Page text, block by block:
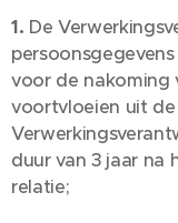
1. De
voor de nakoming
voortvloeien uit
duur van 3 jaar na
relatie;